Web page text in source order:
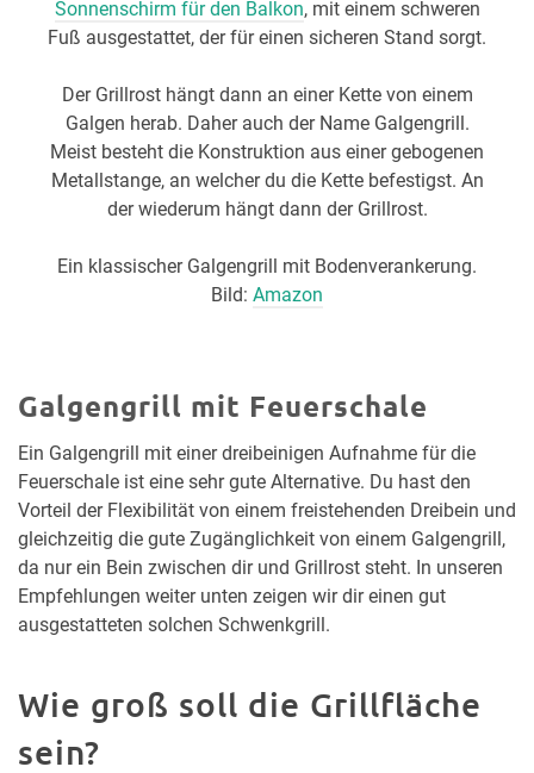
Sonnenschirm für den Balkon, mit einem schweren
Fuß ausgestattet, der für einen sicheren Stand sorgt.
Der Grillrost hängt dann an einer Kette von einem
Galgen herab. Daher auch der Name Galgengrill.
Meist besteht die Konstruktion aus einer gebogenen
Metallstange, an welcher du die Kette befestigst. An
der wiederum hängt dann der Grillrost.
Ein klassischer Galgengrill mit Bodenverankerung.
Bild: Amazon
Galgengrill mit Feuerschale
Ein Galgengrill mit einer dreibeinigen Aufnahme für die
Feuerschale ist eine sehr gute Alternative. Du hast den
Vorteil der Flexibilität von einem freistehenden Dreibein und
gleichzeitig die gute Zugänglichkeit von einem Galgengrill,
da nur ein Bein zwischen dir und Grillrost steht. In unseren
Empfehlungen weiter unten zeigen wir dir einen gut
ausgestatteten solchen Schwenkgrill.
Wie groß soll die Grillfläche
sein?